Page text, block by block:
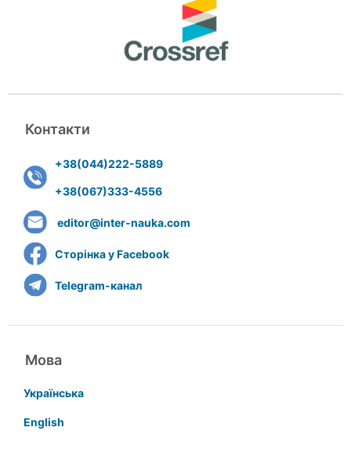
Контакти
+38(044)222-5889
+38(067)333-4556
editor@inter-nauka.com
Сторінка у Facebook
Telegram-канал
Мова
Українська
English